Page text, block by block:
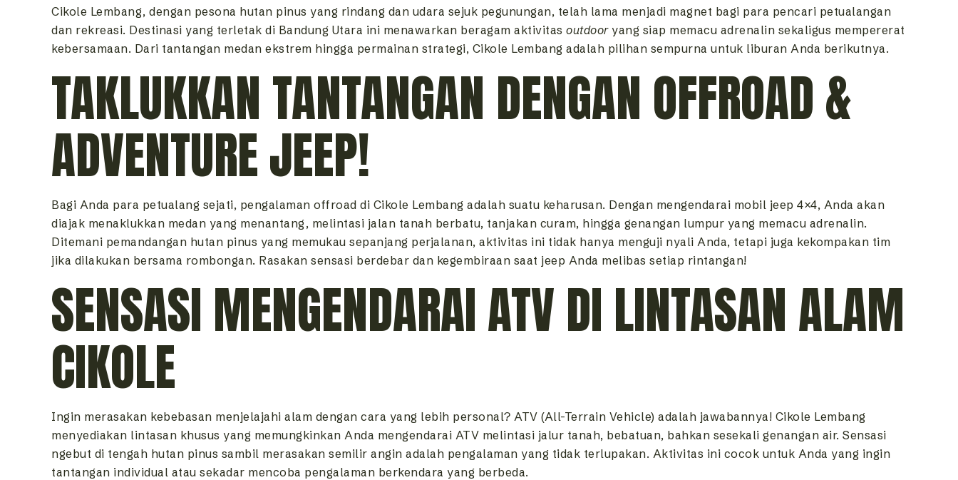
Cikole Lembang, dengan pesona hutan pinus yang rindang dan udara sejuk pegunungan, telah lama menjadi magnet bagi para pencari petualangan
dan rekreasi. Destinasi yang terletak di Bandung Utara ini menawarkan beragam aktivitas outdooryang siap memacu adrenalin sekaligus mempererat
kebersamaan. Dari tantangan medan ekstrem hingga permainan strategi, Cikole Lembang adalah pilihan sempurna untuk liburan Anda berikutnya.
TAKLUKKAN TANTANGAN DENGAN OFFROAD &
ADVENTURE JEEP!
Bagi Anda para petualang sejati, pengalaman offroad di Cikole Lembang adalah suatu keharusan. Dengan mengendarai mobil jeep 4×4, Anda akan
diajak menaklukkan medan yang menantang, melintasi jalan tanah berbatu, tanjakan curam, hingga genangan lumpur yang memacu adrenalin.
Ditemani pemandangan hutan pinus yang memukau sepanjang perjalanan, aktivitas ini tidak hanya menguji nyali Anda, tetapi juga kekompakan tim
jika dilakukan bersama rombongan. Rasakan sensasi berdebar dan kegembiraan saat jeep Anda melibas setiap rintangan!
SENSASI MENGENDARAI ATV DI LINTASAN ALAM
CIKOLE
Ingin merasakan kebebasan menjelajahi alam dengan cara yang lebih personal? ATV (All-Terrain Vehicle) adalah jawabannya! Cikole Lembang
menyediakan lintasan khusus yang memungkinkan Anda mengendarai ATV melintasi jalur tanah, bebatuan, bahkan sesekali genangan air. Sensasi
ngebut di tengah hutan pinus sambil merasakan semilir angin adalah pengalaman yang tidak terlupakan. Aktivitas ini cocok untuk Anda yang ingin
tantangan individual atau sekadar mencoba pengalaman berkendara yang berbeda.